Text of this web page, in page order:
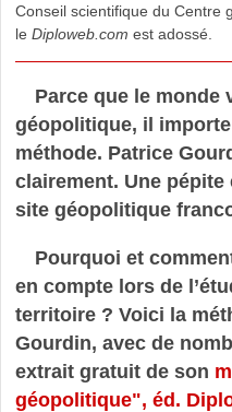
Conseil scientifique du Centre
le Diploweb.com est adossé.
Parce que le monde
géopolitique, il
méthode. Patrice
clairement. Une
site géopolitique
Pourquoi et
en compte lors de
territoire ? Voici la
Gourdin, avec de
extrait gratuit de son
géopolitique", éd.